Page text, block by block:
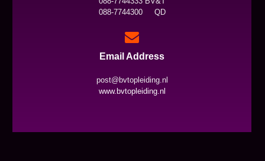
088-7744300 QD
Email Address
post@bvtopleiding.nl
www.bvtopleiding.nl